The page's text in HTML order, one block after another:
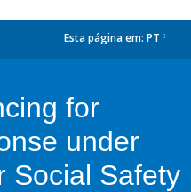
Esta página em: PT
for
under
Social Safety